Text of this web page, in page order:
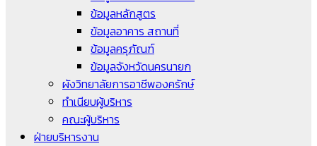
ข้อมูลหลักสูตร
ข้อมูลอาคาร สถานที่
ข้อมูลครุภัณฑ์
ข้อมูลจังหวัดนครนายก
ผังวิทยาลัยการอาชีพองครักษ์
ทำเนียบผู้บริหาร
คณะผู้บริหาร
ฝ่ายบริหารงาน